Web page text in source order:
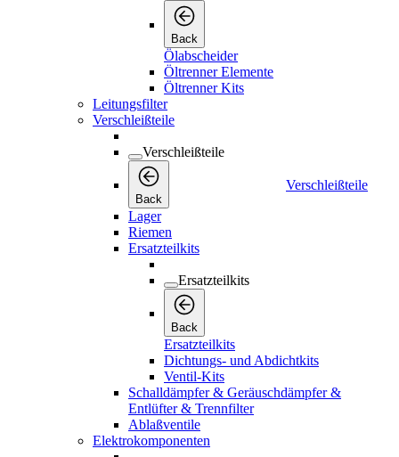
Back
Ölabscheider
Öltrenner Elemente
Öltrenner Kits
Leitungsfilter
Verschleißteile
Verschleißteile
Back
Verschleißteile
Lager
Riemen
Ersatzteilkits
Ersatzteilkits
Back
Ersatzteilkits
Dichtungs- und Abdichtkits
Ventil-Kits
Schalldämpfer & Geräuschdämpfer &
Entlüfter & Trennfilter
Ablaßventile
Elektrokomponenten